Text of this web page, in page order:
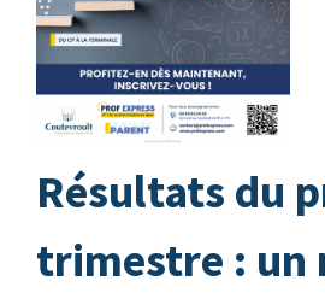
Résultats du
trimestre : un